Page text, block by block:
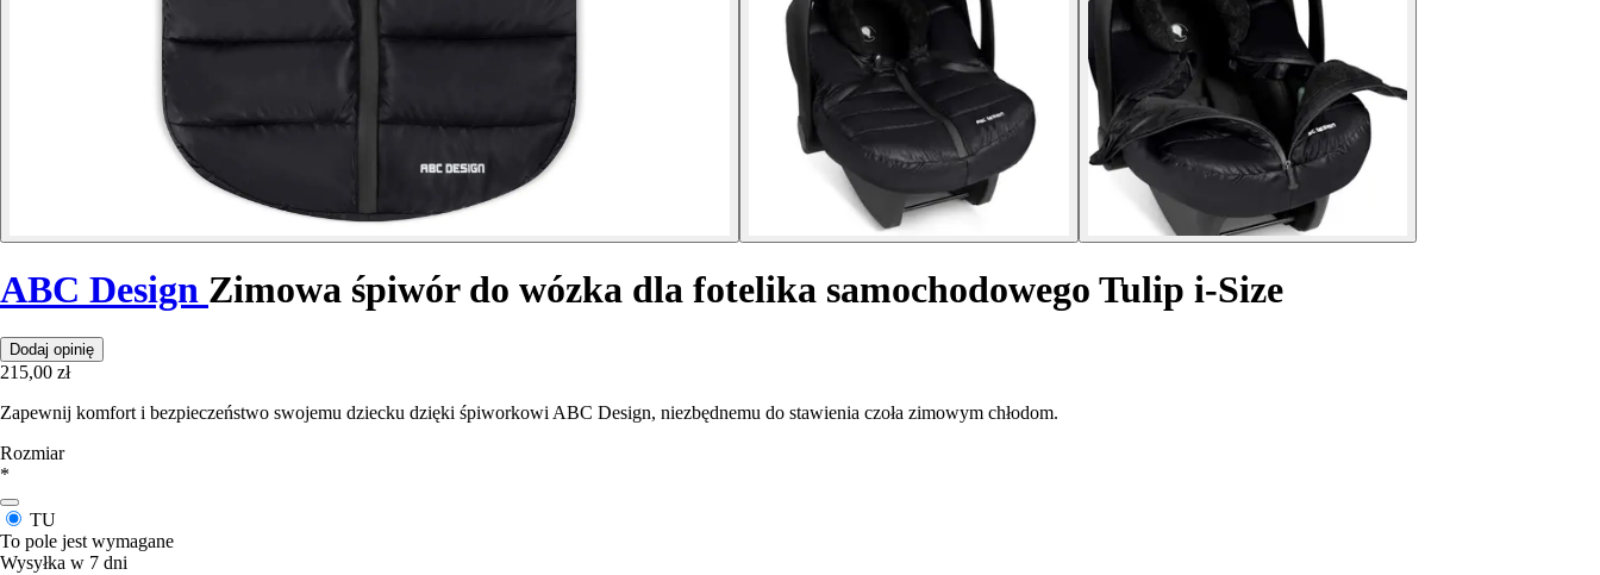
ABC Design Zimowa śpiwór do wózka dla fotelika samochodowego Tulip i-Size
Dodaj opinię
215,00 zł
Zapewnij komfort i bezpieczeństwo swojemu dziecku dzięki śpiworkowi ABC Design, niezbędnemu do stawienia czoła zimowym chłodom.
Rozmiar
*
TU
To pole jest wymagane
Wysyłka w 7 dni